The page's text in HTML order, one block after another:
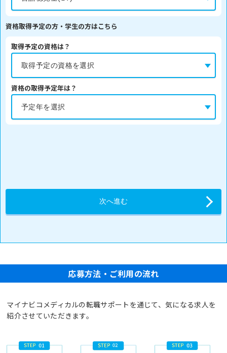
資格取得予定の方・学生の方はこちら
取得予定の資格は？
資格の取得予定年は？
応募方法・ご利用の流れ
マイナビコメディカルの転職サポートを通じて、気になる求人を
紹介させていただきます。